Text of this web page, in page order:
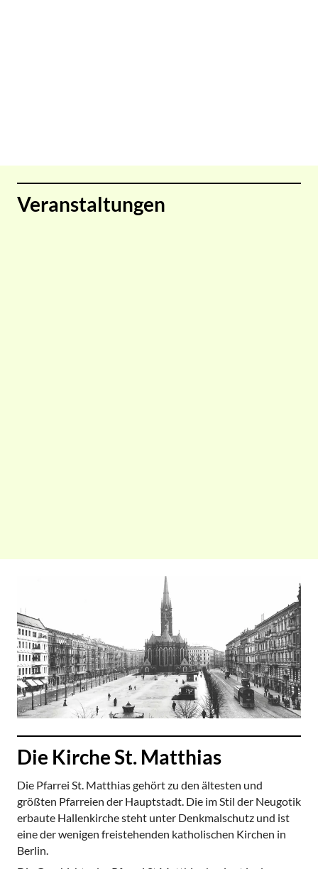
Veranstaltungen
Die Kirche St. Matthias
Die Pfarrei St. Matthias gehört zu den ältesten und
größten Pfarreien der Hauptstadt. Die im Stil der Neugotik
erbaute Hallenkirche steht unter Denkmalschutz und ist
eine der wenigen freistehenden katholischen Kirchen in
Berlin.